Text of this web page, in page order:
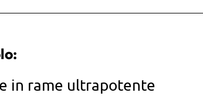
in rame ultrapotente